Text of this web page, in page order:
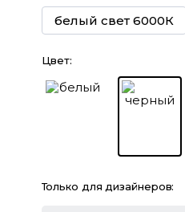
белый свет 6000К
Цвет:
Только для дизайнеров: